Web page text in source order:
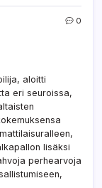
0
aloitti
eri seuroissa,
lisäksi
perhearvoja